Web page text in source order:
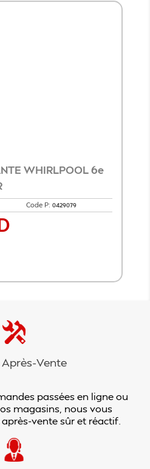
WHIRLPOOL 6e
Code P: 0429079
Vente
passées en ligne ou
magasins, nous vous
vente sûr et réactif.